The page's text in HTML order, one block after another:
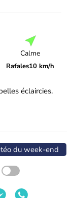
Calme
Rafales10 km/h
éclaircies.
du week-end